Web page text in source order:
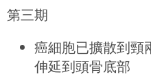
第三期
癌細胞已擴散到頸
伸延到頭骨底部